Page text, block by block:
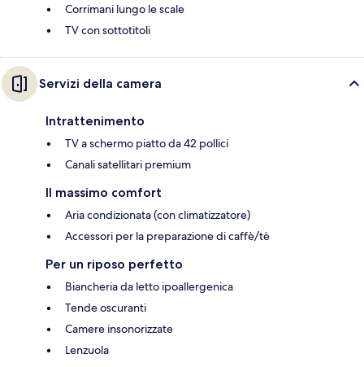
Corrimani lungo le scale
TV con sottotitoli
Servizi della camera
Intrattenimento
TV a schermo piatto da 42 pollici
Canali satellitari premium
Il massimo comfort
Aria condizionata (con climatizzatore)
Accessori per la preparazione di caffè/tè
Per un riposo perfetto
Biancheria da letto ipoallergenica
Tende oscuranti
Camere insonorizzate
Lenzuola